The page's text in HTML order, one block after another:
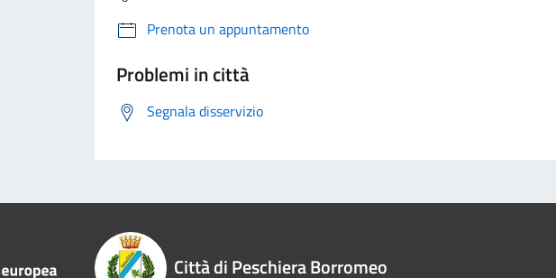
Prenota un appuntamento
Problemi in città
Segnala disservizio
Città di Peschiera Borromeo